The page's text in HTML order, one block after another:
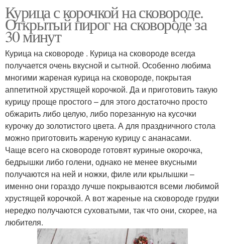
Курица с корочкой на сковороде.
Открытый пирог на сковороде за
30 минут
Курица на сковороде . Курица на сковороде всегда
получается очень вкусной и сытной. Особенно любима
многими жареная курица на сковороде, покрытая
аппетитной хрустящей корочкой. Да и приготовить такую
курицу проще простого – для этого достаточно просто
обжарить либо целую, либо порезанную на кусочки
курочку до золотистого цвета. А для праздничного стола
можно приготовить жареную курицу с ананасами.
Чаще всего на сковороде готовят куриные окорочка,
бедрышки либо голени, однако не менее вкусными
получаются на ней и ножки, филе или крылышки –
именно они гораздо лучше покрываются всеми любимой
хрустящей корочкой. А вот жареные на сковороде грудки
нередко получаются суховатыми, так что они, скорее, на
любителя.